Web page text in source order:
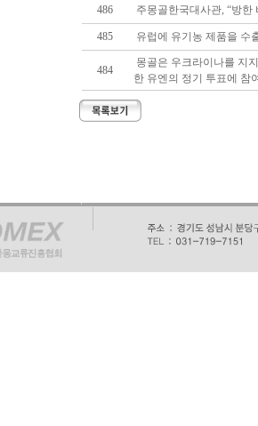
486
주몽골한국대사관, “방한
485 유럽에 유기농 제품을 수
484
몽골은 우크라이나를 지
한 유엔의 정기 투표에 참